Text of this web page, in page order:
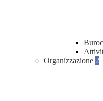
Organizzazione 2